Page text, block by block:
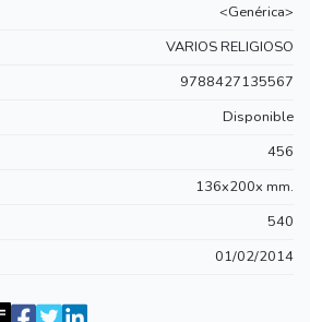
<Genérica>
VARIOS RELIGIOSO
9788427135567
Disponible
456
136x200x mm.
540
01/02/2014